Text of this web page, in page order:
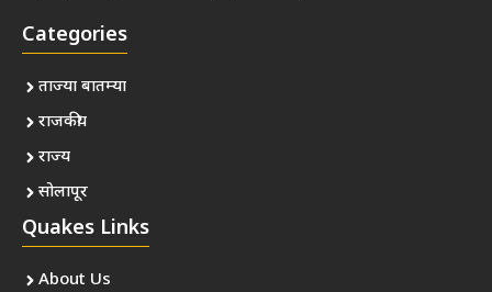
Categories
ताज्या बातम्या
राजकीय
राज्य
सोलापूर
Quakes Links
About Us